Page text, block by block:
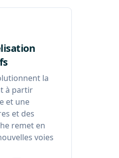
la
à partir
et une
et des
remet en
voies